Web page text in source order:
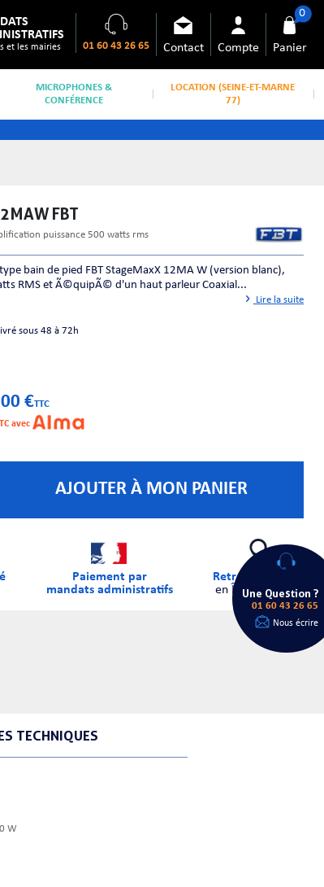
et les mairies 01 60 43 26 65 Contact Compte Panier
0
MICROPHONES &
CONFÉRENCE
LOCATION (SEINE-ET-MARNE
77)
FBT
puissance 500 watts rms
bain de pied FBT StageMaxX 12MA W (version blanc),
RMS et Ã©quipÃ© d'un haut parleur Coaxial...
Lire la suite
sous 48 à 72h
€TTC
avec
AJOUTER À MON PANIER
Paiement par
mandats administratifs
Retrait sur place
en Île-de-France
TECHNIQUES
W
Une Question ?
01 60 43 26 65
Nous écrire